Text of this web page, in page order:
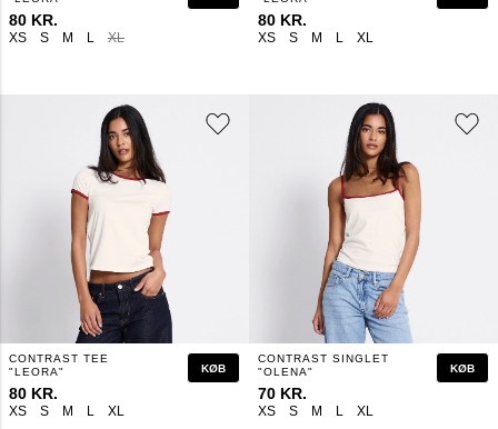
XS S M L XL
80 KR.
XS S M L XL
80 KR.
XS S M L XL
CONTRAST TEE
"LEORA"
80 KR.
KØB
XS S M L XL
CONTRAST SINGLET
"OLENA"
70 KR.
KØB